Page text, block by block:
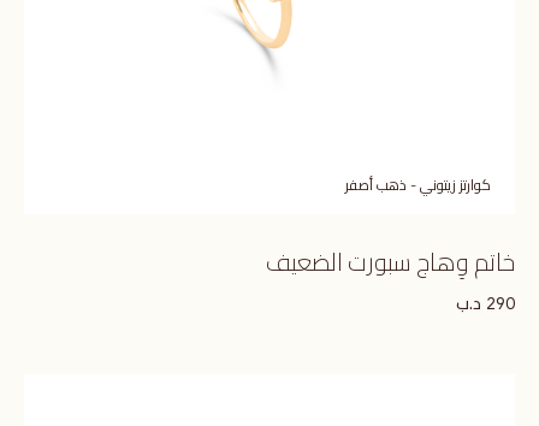
كوارتز زيتوني - ذهب أصفر
خاتم وِهاج سبورت الضعيف
290 د.ب